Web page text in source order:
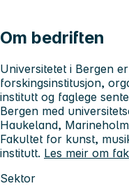
Om bedriften
Universitetet i Bergen
forskingsinstitusjon,
institutt og faglege
Bergen med
Haukeland,
Fakultet for kunst,
institutt. Les meir om
Sektor